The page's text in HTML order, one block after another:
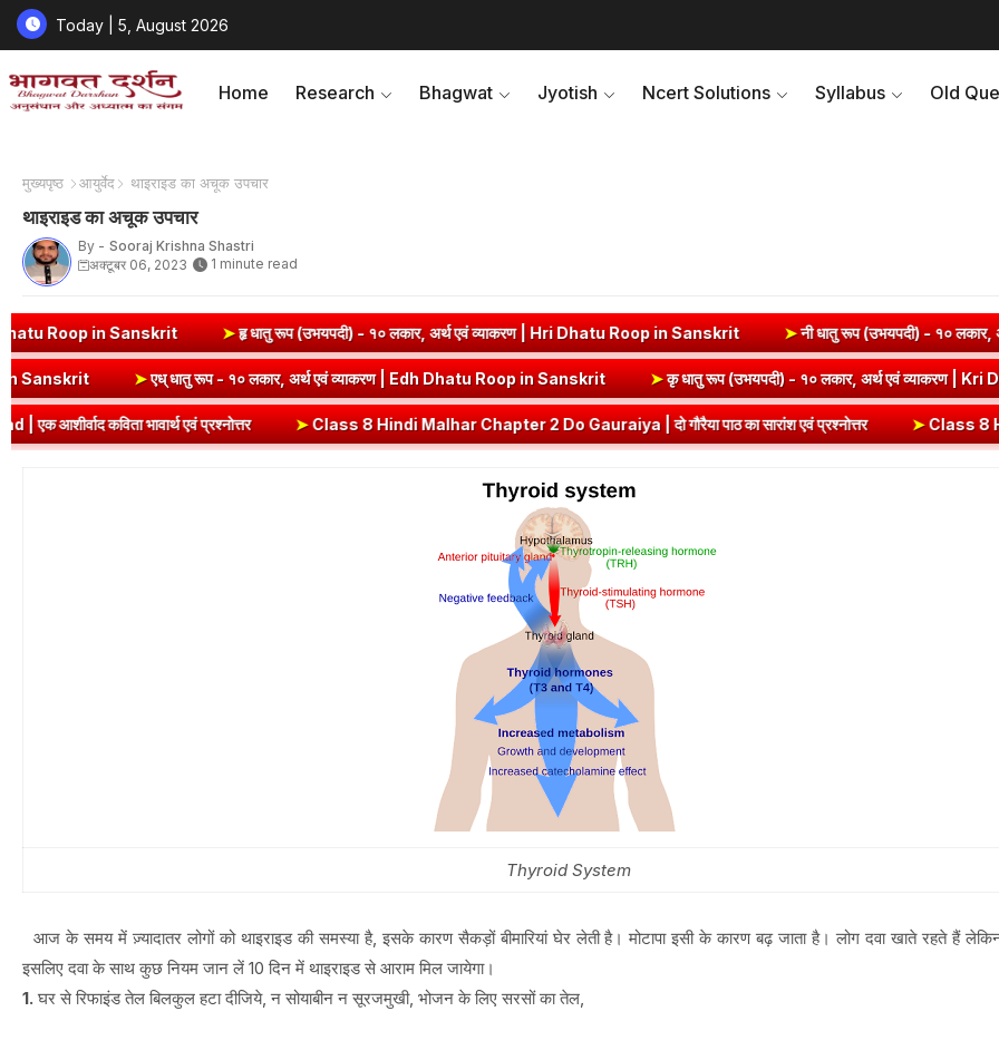
Today | 5, August 2026
Home Research Bhagwat Jyotish Ncert Solutions Syllabus Old
मुख्यपृष्ठ आयुर्वेद थाइराइड का अचूक उपचार
थाइराइड का अचूक उपचार
By - Sooraj Krishna Shastri
अक्टूबर 06, 2023
1 minute read
in Sanskrit ➤हृ धातु रूप (उभयपदी) - १० लकार, अर्थ एवं व्याकरण | Hri Dhatu Roop in Sanskrit ➤नी धातु रूप (उभयपदी) - १० लकार, अर्थ एवं
Roop in Sanskrit ➤एध् धातु रूप - १० लकार, अर्थ एवं व्याकरण | Edh Dhatu Roop in Sanskrit ➤कृ धातु रूप (उभयपदी) - १० लकार, अर्थ एवं
भावार्थ एवं प्रश्नोत्तर ➤Class 8 Hindi Malhar Chapter 2 Do Gauraiya | दो गौरैया पाठ का सारांश एवं प्रश्नोत्तर ➤Class 8 Hindi Malhar
Thyroid System
आज के समय में ज़्यादातर लोगों को थाइराइड की समस्या है, इसके कारण सैकड़ों बीमारियां घेर लेती है। मोटापा इसी के कारण बढ़ जाता है। लोग दवा खाते रहते हैं
इसलिए दवा के साथ कुछ नियम जान लें 10 दिन में थाइराइड से आराम मिल जायेगा।
1.घर से रिफाइंड तेल बिलकुल हटा दीजिये, न सोयाबीन न सूरजमुखी, भोजन के लिए सरसों का तेल,